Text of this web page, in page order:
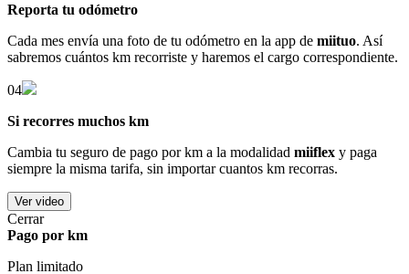
Reporta tu odómetro
Cada mes envía una foto de tu odómetro en la app de miituo. Así
sabremos cuántos km recorriste y haremos el cargo correspondiente.
04
Si recorres muchos km
Cambia tu seguro de pago por km a la modalidad miiflex y paga
siempre la misma tarifa, sin importar cuantos km recorras.
Ver video
Cerrar
Pago por km
Plan limitado